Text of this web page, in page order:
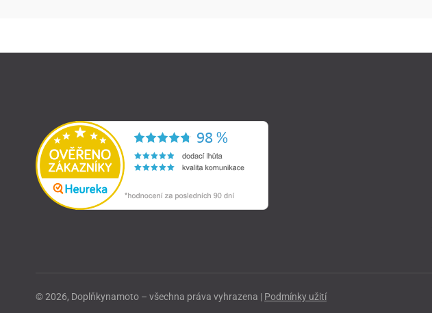
© 2026, Doplňkynamoto – všechna práva vyhrazena | Podmínky užití